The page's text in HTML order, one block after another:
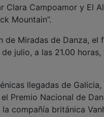
Campoamor y El
Mountain”.
de Miradas de Danza,
julio, a las 21.00
llegadas de
Premio Nacional de
compañía británica